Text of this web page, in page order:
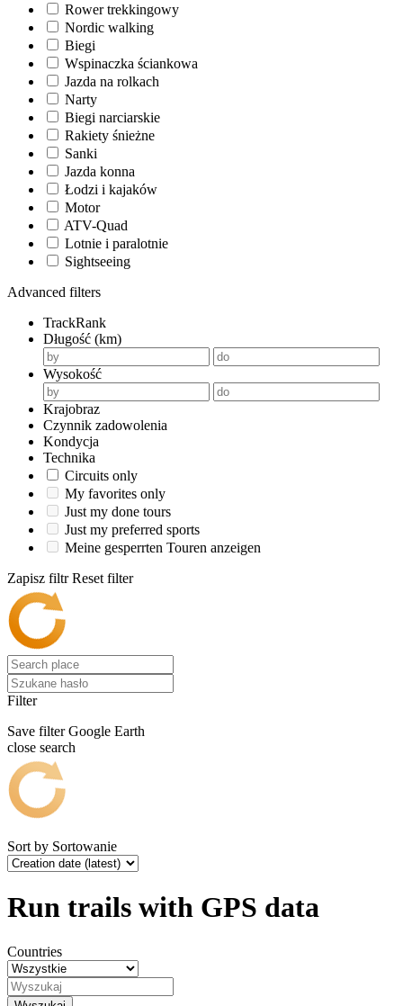
Rower trekkingowy
Nordic walking
Biegi
Wspinaczka ściankowa
Jazda na rolkach
Narty
Biegi narciarskie
Rakiety śnieżne
Sanki
Jazda konna
Łodzi i kajaków
Motor
ATV-Quad
Lotnie i paralotnie
Sightseeing
Advanced filters
TrackRank
Długość (km)
Wysokość
Krajobraz
Czynnik zadowolenia
Kondycja
Technika
Circuits only
My favorites only
Just my done tours
Just my preferred sports
Meine gesperrten Touren anzeigen
Zapisz filtr Reset filter
Filter
Save filter Google Earth
close search
Sort by Sortowanie
Run trails with GPS data
Countries